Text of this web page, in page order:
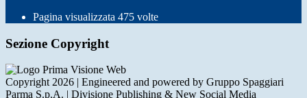
Pagina visualizzata 475 volte
Sezione Copyright
Copyright 2026 | Engineered and powered by Gruppo Spaggiari
Parma S.p.A. | Divisione Publishing & New Social Media